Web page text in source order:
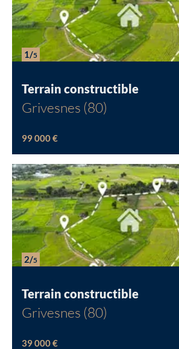
1/5
Terrain constructible
Grivesnes (80)
99 000 €
2/5
Terrain constructible
Grivesnes (80)
39 000 €